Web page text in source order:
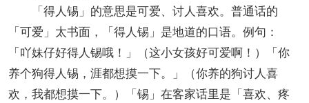
「得人锡」的意思是可爱、讨人喜欢。普通话的
「可爱」太书面，「得人锡」是地道的口语。例句：
「吖妹仔好得人锡哦！」（这小女孩好可爱啊！）「你
养个狗得人锡，涯都想摸一下。」（你养的狗讨人喜
欢，我都想摸一下。）「锡」在客家话里是「喜欢、疼